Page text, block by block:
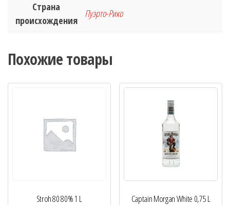
Страна
происхождения
Пуэрто-Рико
Похожие товары
Stroh 80 80% 1 L Captain Morgan White 0,75 L